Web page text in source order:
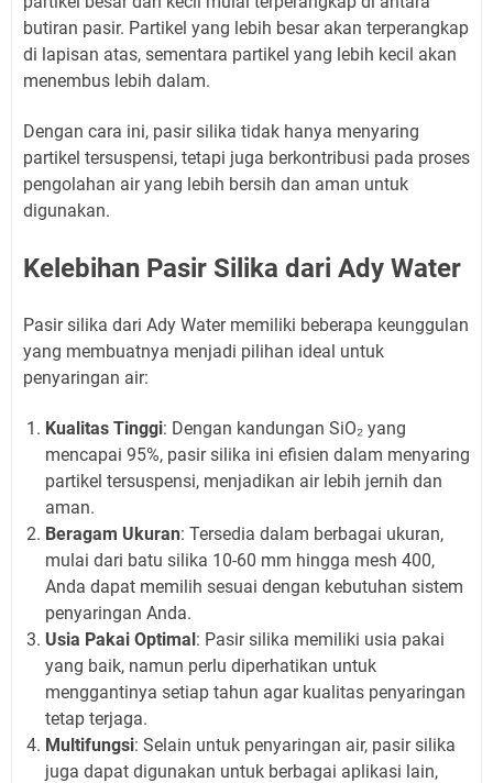
butiran pasir. Partikel yang lebih besar akan terperangkap
di lapisan atas, sementara partikel yang lebih kecil akan
menembus lebih dalam.
Dengan cara ini, pasir silika tidak hanya menyaring
partikel tersuspensi, tetapi juga berkontribusi pada proses
pengolahan air yang lebih bersih dan aman untuk
digunakan.
Kelebihan Pasir Silika dari Ady Water
Pasir silika dari Ady Water memiliki beberapa keunggulan
yang membuatnya menjadi pilihan ideal untuk
penyaringan air:
Kualitas Tinggi: Dengan kandungan SiO₂ yang
mencapai 95%, pasir silika ini efisien dalam menyaring
partikel tersuspensi, menjadikan air lebih jernih dan
aman.
Beragam Ukuran: Tersedia dalam berbagai ukuran,
mulai dari batu silika 10-60 mm hingga mesh 400,
Anda dapat memilih sesuai dengan kebutuhan sistem
penyaringan Anda.
Usia Pakai Optimal: Pasir silika memiliki usia pakai
yang baik, namun perlu diperhatikan untuk
menggantinya setiap tahun agar kualitas penyaringan
tetap terjaga.
Multifungsi: Selain untuk penyaringan air, pasir silika
juga dapat digunakan untuk berbagai aplikasi lain,